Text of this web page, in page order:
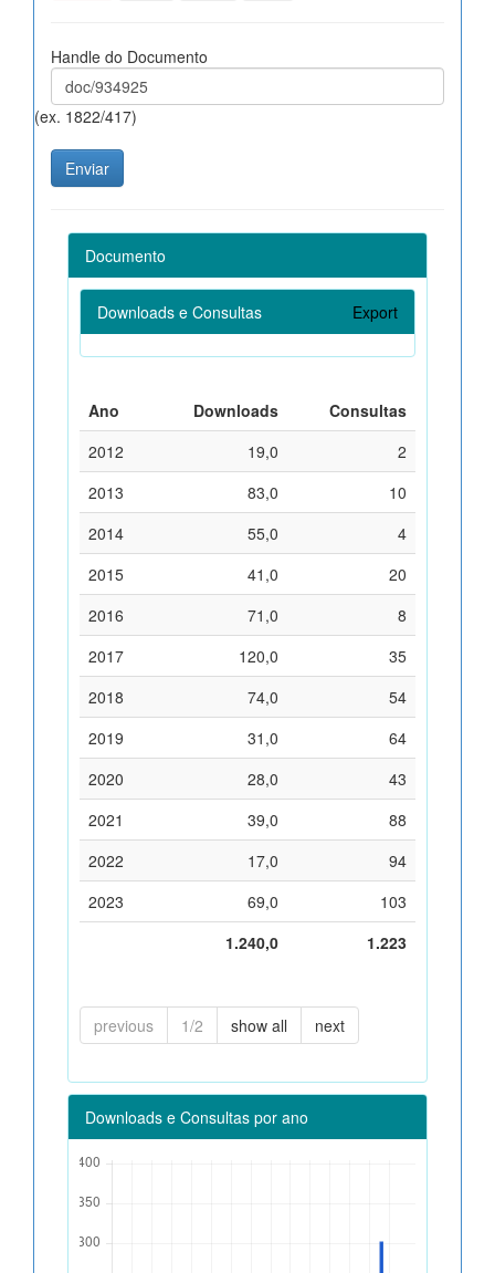
Handle do Documento
(ex. 1822/417)
Documento
Downloads e Consultas Export
Ano Downloads
Consultas
2012
19,0
2
2013
83,0
10
2014
55,0
4
2015
41,0
20
2016
71,0
8
2017
120,0
35
2018
74,0
54
2019
31,0
64
2020
28,0
43
2021
39,0
88
2022
17,0
94
2023
69,0
103
1.240,0
1.223
previous 1/2 show all next
Downloads e Consultas por ano